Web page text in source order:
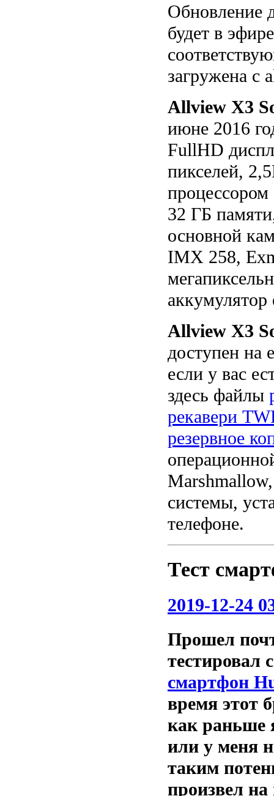
Обновление
будет в
загружена с
Allview X3
июне 2016
FullHD
пикселей,
32 ГБ
основной
IMX 258,
Allview X3
доступен на
если у вас
здесь файлы
рекавери
резервное
системы,
телефоне.
Тест
2019-12-24
Прошел
тестировал
смартфон
время этот
как раньше
или у меня
таким
произвел на